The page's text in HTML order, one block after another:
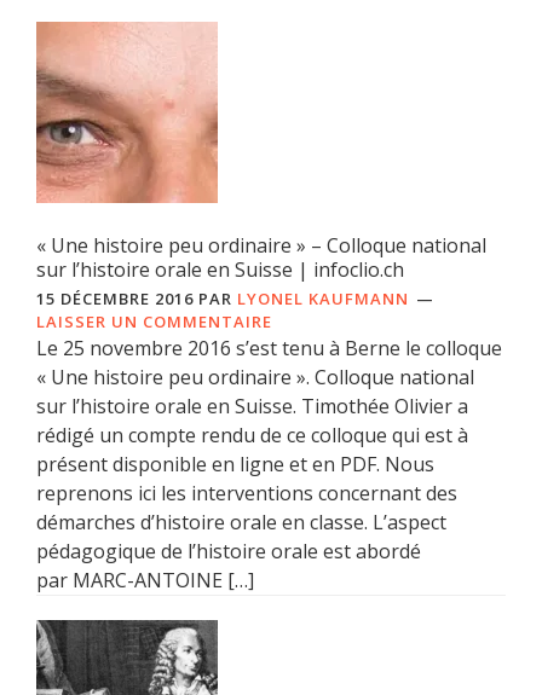
« Une histoire peu ordinaire » – Colloque national
sur l’histoire orale en Suisse | infoclio.ch
15 DÉCEMBRE 2016 PAR LYONEL KAUFMANN
LAISSER UN COMMENTAIRE
Le 25 novembre 2016 s’est tenu à Berne le colloque
« Une histoire peu ordinaire ». Colloque national
sur l’histoire orale en Suisse. Timothée Olivier a
rédigé un compte rendu de ce colloque qui est à
présent disponible en ligne et en PDF. Nous
reprenons ici les interventions concernant des
démarches d’histoire orale en classe. L’aspect
pédagogique de l’histoire orale est abordé
par MARC-ANTOINE […]